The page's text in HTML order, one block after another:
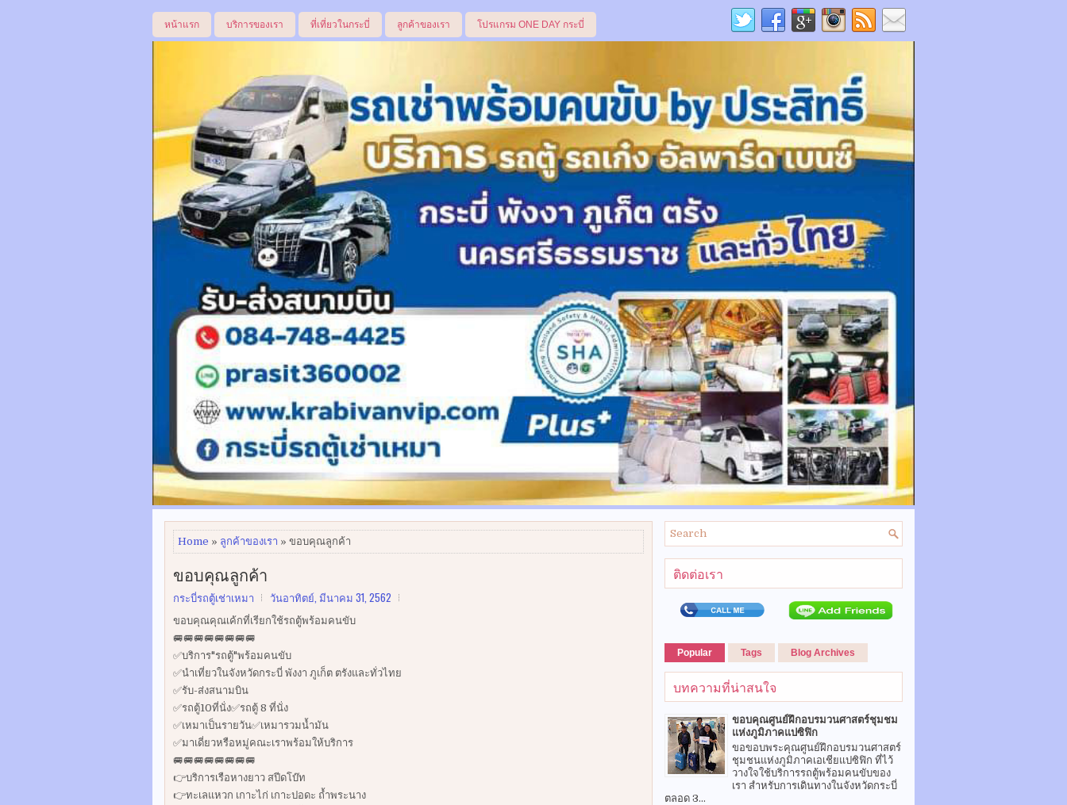
หน้าแรก บริการของเรา ที่เที่ยวในกระบี่ ลูกค้าของเรา โปรแกรม ONE DAY กระบี่
Home » ลูกค้าของเรา » ขอบคุณลูกค้า
ขอบคุณลูกค้า
กระบี่รถตู้เช่าเหมา วันอาทิตย์, มีนาคม 31, 2562
ขอบคุณคุณเค้กที่เรียกใช้รถตู้พร้อมคนขับ
🚐🚐🚐🚐🚐🚐🚐🚐
✅บริการ"รถตู้"พร้อมคนขับ
✅นำเที่ยวในจังหวัดกระบี่ พังงา ภูเก็ต ตรังและทั่วไทย
✅รับ-ส่งสนามบิน
✅รถตู้10ที่นั่ง✅รถตู้ 8 ที่นั่ง
✅เหมาเป็นรายวัน✅เหมารวมน้ำมัน
✅มาเดี่ยวหรือหมู่คณะเราพร้อมให้บริการ
🚐🚐🚐🚐🚐🚐🚐🚐
👉บริการเรือหางยาว สปีดโบ๊ท
👉ทะเลแหวก เกาะไก่ เกาะปอดะ ถ้ำพระนาง
ติดต่อเรา
Popular Tags Blog Archives
บทความที่น่าสนใจ
ขอบคุณศูนย์ฝึกอบรมวนศาสตร์ชุมชม
แห่งภูมิภาคแปซิฟิก
ขอขอบพระคุณศูนย์ฝึกอบรมวนศาสตร์
ชุมชนแห่งภูมิภาคเอเชียแปซิฟิก ที่ไว้
วางใจใช้บริการรถตู้พร้อมคนขับของ
เรา สำหรับการเดินทางในจังหวัดกระบี่
ตลอด 3...